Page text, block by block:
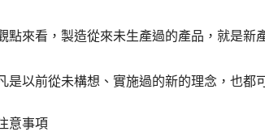
點來看，製造從來未生產過的產品，就是新
是以前從未構想、實施過的新的理念，也都
意事項